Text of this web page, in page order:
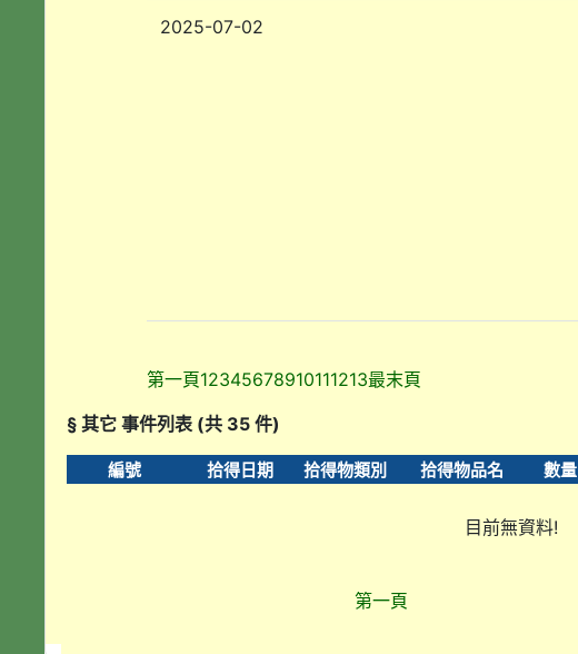
2025-07-02
第一頁12345678910111213最末頁
§ 其它 事件列表 (共 35 件)
編號 拾得日期 拾得物類別 拾得物品名 數量
目前無資料!
第一頁